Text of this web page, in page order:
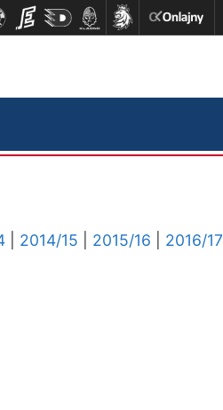
2014/15 2015/16 2016/17